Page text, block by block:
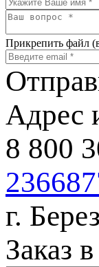
Прикрепить файл
Адрес
8 800
г.
Заказ